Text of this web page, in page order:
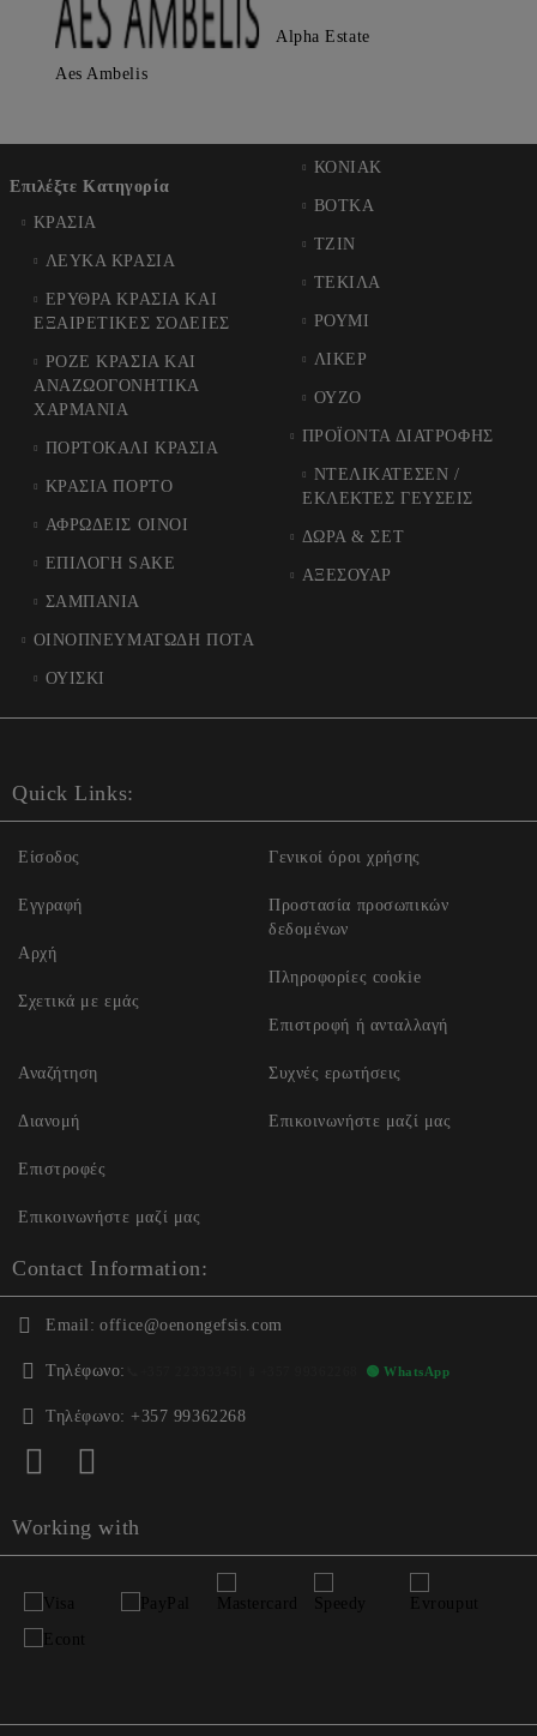
Aes Ambelis
Alpha Estate
Επιλέξτε Κατηγορία
ΚΡΑΣΙΑ
ΛΕΥΚΑ ΚΡΑΣΙΑ
ΕΡΥΘΡΑ ΚΡΑΣΙΑ ΚΑΙ
ΕΞΑΙΡΕΤΙΚΕΣ ΣΟΔΕΙΕΣ
ΡΟΖΕ ΚΡΑΣΙΑ ΚΑΙ
ΑΝΑΖΩΟΓΟΝΗΤΙΚΑ
ΧΑΡΜΑΝΙΑ
ΠΟΡΤΟΚΑΛΙ ΚΡΑΣΙΑ
ΚΡΑΣΙΑ ΠΟΡΤΟ
ΑΦΡΩΔΕΙΣ ΟΙΝΟΙ
ΕΠΙΛΟΓΗ SAKE
ΣΑΜΠΑΝΙΑ
ΟΙΝΟΠΝΕΥΜΑΤΩΔΗ ΠΟΤΑ
ΟΥΙΣΚΙ
ΚΟΝΙΑΚ
ΒΟΤΚΑ
ΤΖΙΝ
ΤΕΚΙΛΑ
ΡΟΥΜΙ
ΛΙΚΕΡ
ΟΥΖΟ
ΠΡΟΪΟΝΤΑ ΔΙΑΤΡΟΦΗΣ
ΝΤΕΛΙΚΑΤΕΣΕΝ /
ΕΚΛΕΚΤΕΣ ΓΕΥΣΕΙΣ
ΔΩΡΑ & ΣΕΤ
ΑΞΕΣΟΥΑΡ
Quick Links:
Είσοδος
Εγγραφή
Αρχή
Σχετικά με εμάς
Γενικοί όροι χρήσης
Προστασία προσωπικών
δεδομένων
Πληροφορίες cookie
Επιστροφή ή ανταλλαγή
Αναζήτηση
Διανομή
Επιστροφές
Επικοινωνήστε μαζί μας
Συχνές ερωτήσεις
Επικοινωνήστε μαζί μας
Contact Information:
Email: office@oenongefsis.com
Τηλέφωνο: 🟢 WhatsApp
Τηλέφωνο: +357 99362268
Working with